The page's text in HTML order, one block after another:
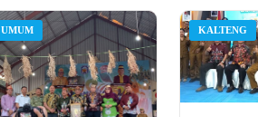
UMUM KALTENG